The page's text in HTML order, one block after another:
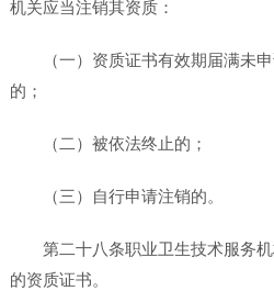
机关应当注销其资质：
（一）资质证书有效期届满未
的；
（二）被依法终止的；
（三）自行申请注销的。
第二十八条职业卫生技术服务
的资质证书。